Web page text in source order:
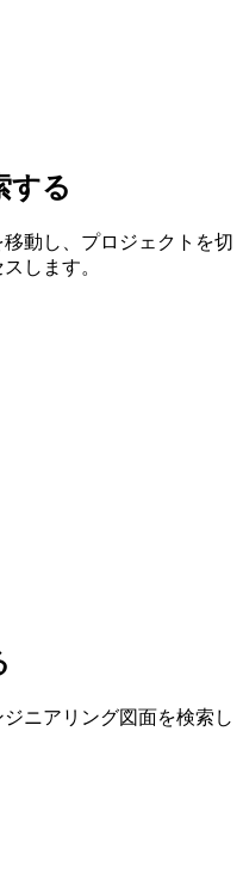
する
動し、プロジェクトを切
します。
ニアリング図面を検索し